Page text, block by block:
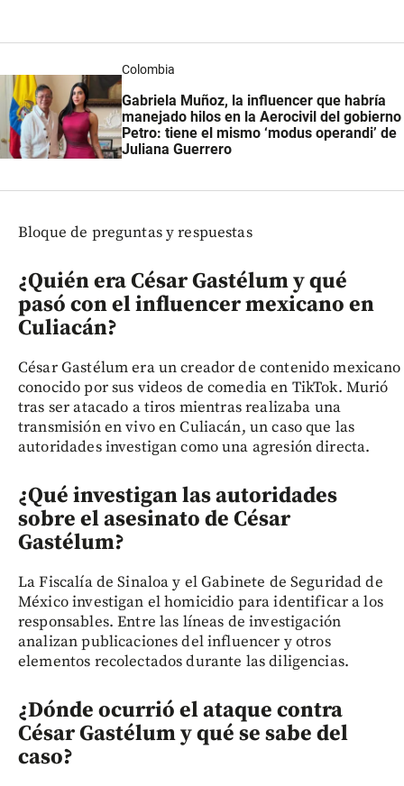
Colombia
Gabriela Muñoz, la influencer que habría
manejado hilos en la Aerocivil del gobierno
Petro: tiene el mismo ‘modus operandi’ de
Juliana Guerrero
Bloque de preguntas y respuestas
¿Quién era César Gastélum y qué
pasó con el influencer mexicano en
Culiacán?
César Gastélum era un creador de contenido mexicano
conocido por sus videos de comedia en TikTok. Murió
tras ser atacado a tiros mientras realizaba una
transmisión en vivo en Culiacán, un caso que las
autoridades investigan como una agresión directa.
¿Qué investigan las autoridades
sobre el asesinato de César
Gastélum?
La Fiscalía de Sinaloa y el Gabinete de Seguridad de
México investigan el homicidio para identificar a los
responsables. Entre las líneas de investigación
analizan publicaciones del influencer y otros
elementos recolectados durante las diligencias.
¿Dónde ocurrió el ataque contra
César Gastélum y qué se sabe del
caso?